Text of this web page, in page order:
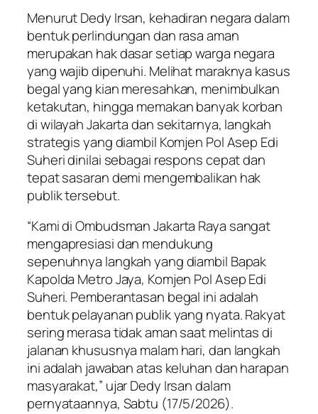
Menurut Dedy Irsan, kehadiran negara dalam
bentuk perlindungan dan rasa aman
merupakan hak dasar setiap warga negara
yang wajib dipenuhi. Melihat maraknya kasus
begal yang kian meresahkan, menimbulkan
ketakutan, hingga memakan banyak korban
di wilayah Jakarta dan sekitarnya, langkah
strategis yang diambil Komjen Pol Asep Edi
Suheri dinilai sebagai respons cepat dan
tepat sasaran demi mengembalikan hak
publik tersebut.
“Kami di Ombudsman Jakarta Raya sangat
mengapresiasi dan mendukung
sepenuhnya langkah yang diambil Bapak
Kapolda Metro Jaya, Komjen Pol Asep Edi
Suheri. Pemberantasan begal ini adalah
bentuk pelayanan publik yang nyata. Rakyat
sering merasa tidak aman saat melintas di
jalanan khususnya malam hari, dan langkah
ini adalah jawaban atas keluhan dan harapan
masyarakat,” ujar Dedy Irsan dalam
pernyataannya, Sabtu (17/5/2026).